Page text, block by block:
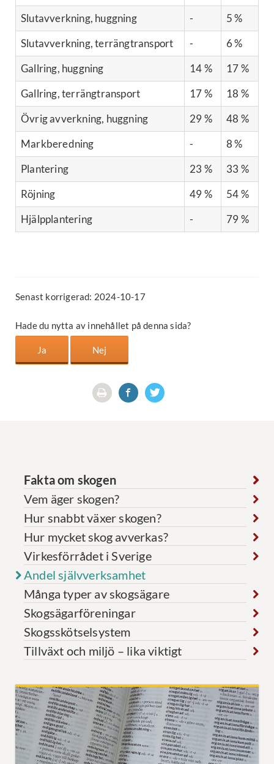
Slutavverkning, huggning
-
5 %
Slutavverkning, terrängtransport
-
6 %
Gallring, huggning
14 %
17 %
Gallring, terrängtransport
17 %
18 %
Övrig avverkning, huggning
29 %
48 %
Markberedning
-
8 %
Plantering
23 %
33 %
Röjning
49 %
54 %
Hjälpplantering
- 79 %
Senast korrigerad: 2024-10-17
Hade du nytta av innehållet på denna sida?
Fakta om skogen
Vem äger skogen?
Hur snabbt växer skogen?
Hur mycket skog avverkas?
Virkesförrådet i Sverige
Andel självverksamhet
Många typer av skogsägare
Skogsägarföreningar
Skogsskötselsystem
Tillväxt och miljö – lika viktigt